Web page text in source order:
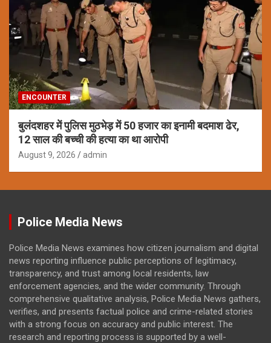
ENCOUNTER
बुलंदशहर में पुलिस मुठभेड़ में 50 हजार का इनामी बदमाश ढेर,
12 साल की बच्ची की हत्या का था आरोपी
August 9, 2026 admin
Police Media News
Police Media News examines how citizen journalism and digital
news reporting influence public perceptions of legitimacy,
transparency, and trust among local residents, law
enforcement agencies, and the wider community. Through
comprehensive qualitative analysis, Police Media News gathers,
verifies, and presents factual police and crime-related stories
with a strong focus on accuracy and public interest. The
research and reporting process is supported by a well-